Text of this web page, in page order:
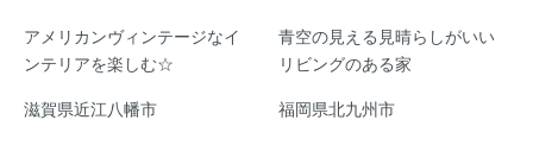
アメリカンヴィンテージなイ
ンテリアを楽しむ☆
滋賀県近江八幡市
青空の見える見晴らしがいい
リビングのある家
福岡県北九州市